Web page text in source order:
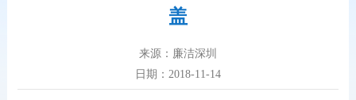
盖
来源：廉洁深圳
日期：2018-11-14